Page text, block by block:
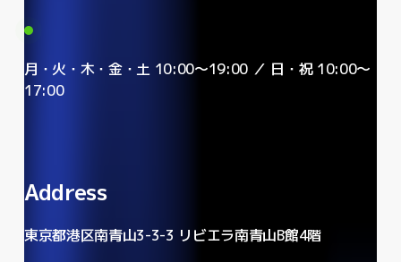
月・火・木・金・土 10:00〜19:00 ／ 日・祝 10:00〜
17:00
Address
東京都港区南青山3-3-3 リビエラ南青山B館4階